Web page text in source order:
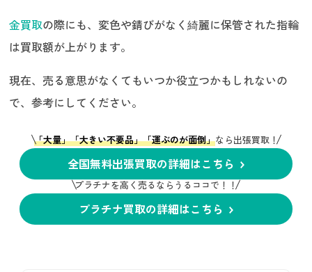
金買取の際にも、変色や錆びがなく綺麗に保管された指輪
は買取額が上がります。
現在、売る意思がなくてもいつか役立つかもしれないの
で、参考にしてください。
「大量」「大きい不要品」「運ぶのが面倒」なら出張買取！
全国無料出張買取の詳細はこちら
プラチナを高く売るならうるココで！！
プラチナ買取の詳細はこちら